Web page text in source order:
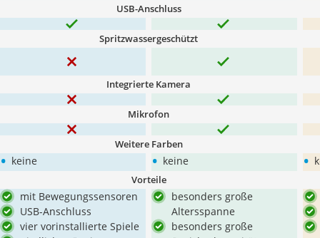
USB-Anschluss
Spritzwassergeschützt
Integrierte Kamera
Mikrofon
Weitere Farben
• keine • keine •
Vorteile
mit Bewegungssensoren
USB-Anschluss
vier vorinstallierte Spiele
besonders große
Altersspanne
besonders große